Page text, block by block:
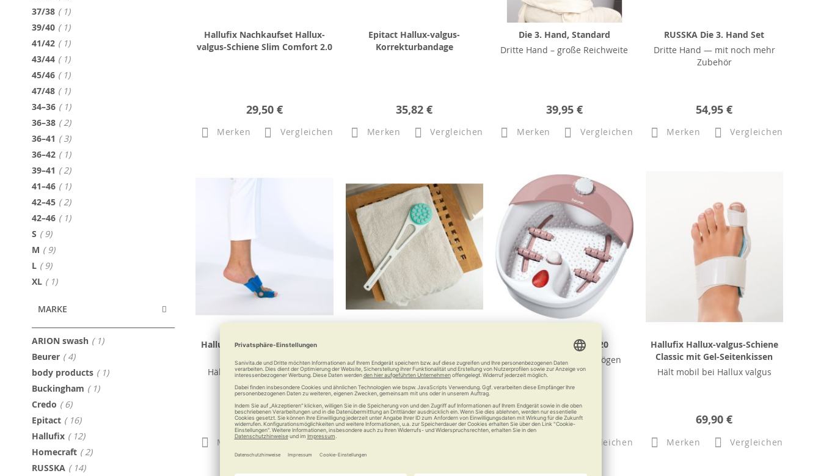
Hallufix Nachkaufset Hallux-
valgus-Schiene Slim Comfort 2.0
29,50 €
Merken Vergleichen
Epitact Hallux-valgus-
Korrekturbandage
35,82 €
Merken Vergleichen
Die 3. Hand, Standard
Dritte Hand – große Reichweite
39,95 €
Merken Vergleichen
RUSSKA Die 3. Hand Set
Dritte Hand — mit noch mehr
Zubehör
54,95 €
Merken Vergleichen
Hallufix Hallux-valgus-Schiene
Hält mobil bei Hallux valgus
79,90 €
Merken Vergleichen
Wohltat für die Haut
18,90 €
Beurer Fußbad FB 20
Kann, was Ihre Füße mögen
71,49 €
Vergleichen
Hallufix Hallux-valgus-Schiene
Classic mit Gel-Seitenkissen
Hält mobil bei Hallux valgus
69,90 €
Merken Vergleichen
37/38 1Artikel
39/40 1Artikel
41/42 1Artikel
43/44 1Artikel
45/46 1Artikel
47/48 1Artikel
34–36 1Artikel
36–38 2Artikel
36–41 3Artikel
36–42 1Artikel
39–41 2Artikel
41–46 1Artikel
42–45 2Artikel
42–46 1Artikel
S 9Artikel
M 9Artikel
L 9Artikel
XL 1Artikel
MARKE
ARION swash 1Artikel
Beurer 4Artikel
body products 1Artikel
Buckingham 1Artikel
Credo 6Artikel
Epitact 16Artikel
Hallufix 12Artikel
Homecraft 2Artikel
RUSSKA 14Artikel